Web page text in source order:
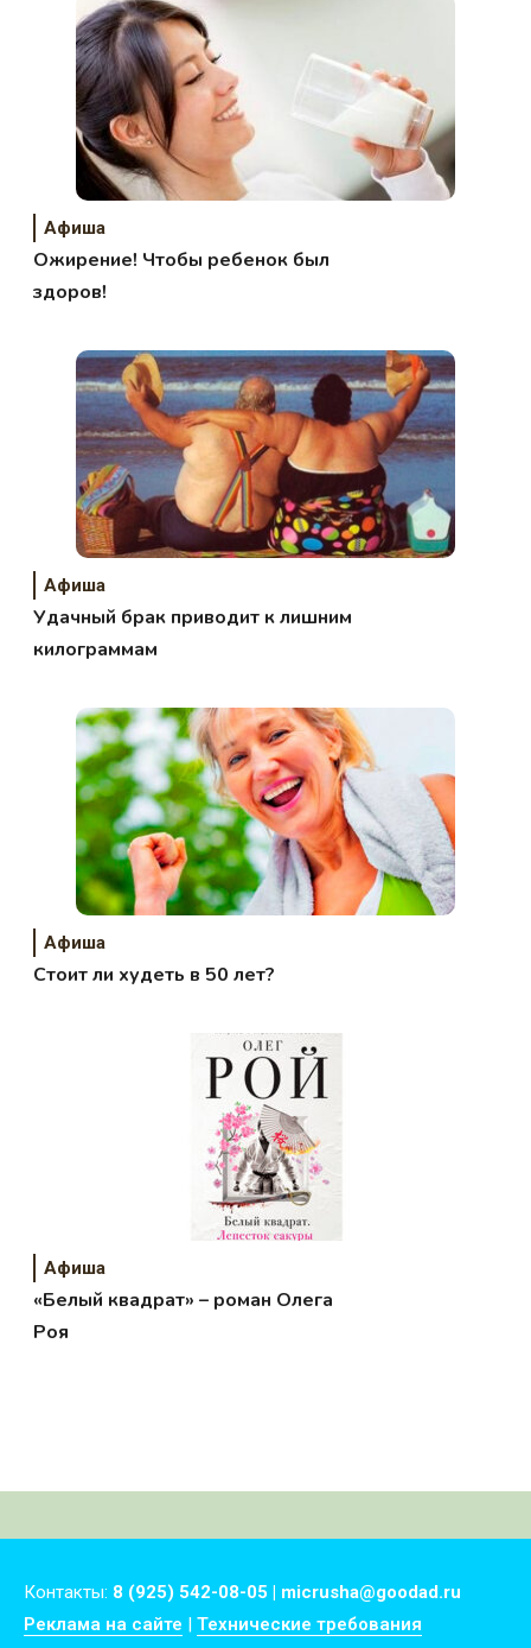
Афиша
Ожирение! Чтобы ребенок был
здоров!
Афиша
Удачный брак приводит к лишним
килограммам
Афиша
Стоит ли худеть в 50 лет?
Афиша
«Белый квадрат» – роман Олега
Роя
Контакты: 8 (925) 542-08-05 | micrusha@goodad.ru
Реклама на сайте
Технические требования